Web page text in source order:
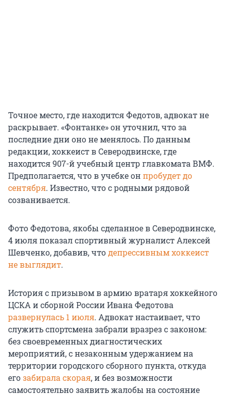
Точное место, где находится Федотов, адвокат не
раскрывает. «Фонтанке» он уточнил, что за
последние дни оно не менялось. По данным
редакции, хоккеист в Северодвинске, где
находится 907-й учебный центр главкомата ВМФ.
Предполагается, что в учебке онпробудет до
сентября. Известно, что с родными рядовой
созванивается.
Фото Федотова, якобы сделанное в Северодвинске,
4 июля показал спортивный журналист Алексей
Шевченко, добавив, чтодепрессивным хоккеист
не выглядит.
История с призывом в армию вратаря хоккейного
ЦСКА и сборной России Ивана Федотова
развернулась 1 июля. Адвокат настаивает, что
служить спортсмена забрали вразрез с законом:
без своевременных диагностических
мероприятий, с незаконным удержанием на
территории городского сборного пункта, откуда
егозабирала скорая, и без возможности
самостоятельно заявить жалобы на состояние